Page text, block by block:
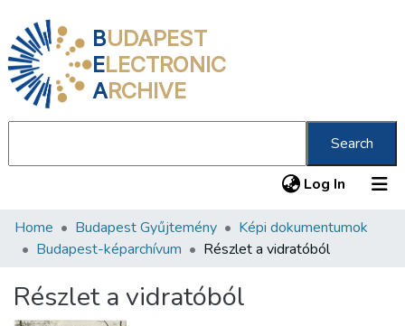
BUDAPEST
ELECTRONIC
ARCHIVE
Search
Log In (current)
Communities & Collections
Statistics
Home Budapest Gyűjtemény
Képi dokumentumok
Budapest-képarchívum
Részlet a vidratóból
Részlet a vidratóból